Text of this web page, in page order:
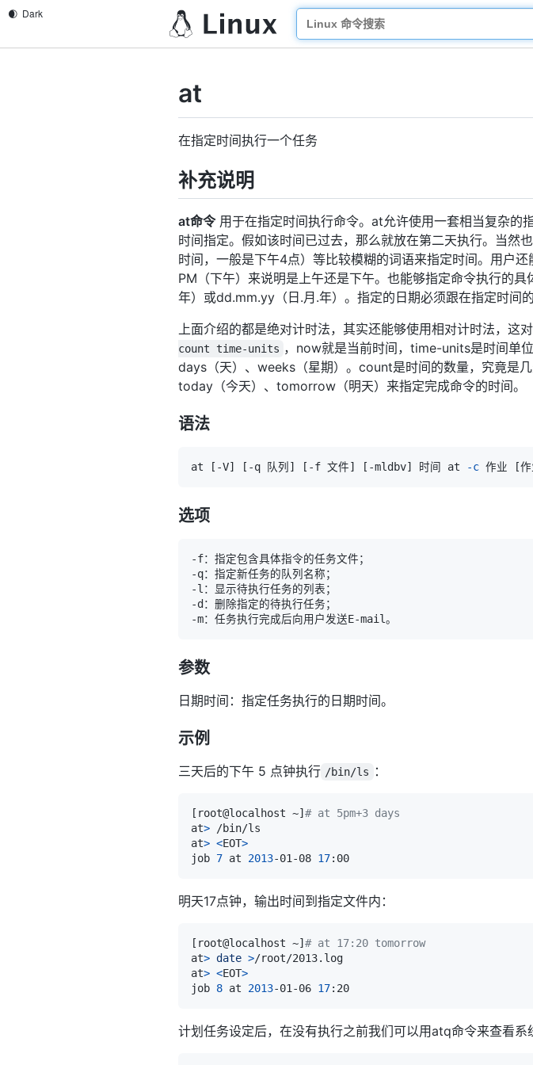
at
在指定时间执行一个任务
补充说明
at命令用于在指定时间执行命令。at允许使用一套相当复杂的
时间指定。假如该时间已过去，那么就放在第二天执行。当
时间，一般是下午4点）等比较模糊的词语来指定时间。用户
PM（下午）来说明是上午还是下午。也能够指定命令执行的
年）或dd.mm.yy（日.月.年）。指定的日期必须跟在指定时间的
上面介绍的都是绝对计时法，其实还能够使用相对计时法，这
count time-units ，now就是当前时间，time-units是时间单
days（天）、weeks（星期）。count是时间的数量，究竟是
today（今天）、tomorrow（明天）来指定完成命令的时间。
语法
at [ -V] [ -q 队列 ] [ -f 文件] [ -mldbv] 时间 at -c 作业 [
选项
参数
日期时间：指定任务执行的日期时间。
示例
三天后的下午 5 点钟执行 /bin/ls ：
[ root@localhost ~] # at 5pm+3 days
at>
at> <EOT>
job 7 at 2013-01-08 17
明天17点钟，输出时间到指定文件内：
[ root@localhost ~] # at 17:20 tomorrow
at> date >
at> <EOT>
job 8 at 2013-01-06 17
计划任务设定后，在没有执行之前我们可以用atq命令来查看系